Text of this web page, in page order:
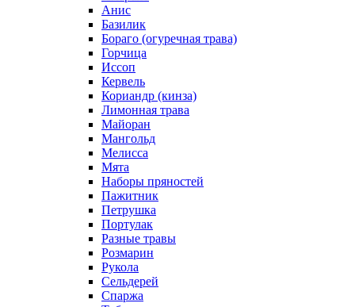
Анис
Базилик
Бораго (огуречная трава)
Горчица
Иссоп
Кервель
Кориандр (кинза)
Лимонная трава
Майоран
Мангольд
Мелисса
Мята
Наборы пряностей
Пажитник
Петрушка
Портулак
Разные травы
Розмарин
Рукола
Сельдерей
Спаржа